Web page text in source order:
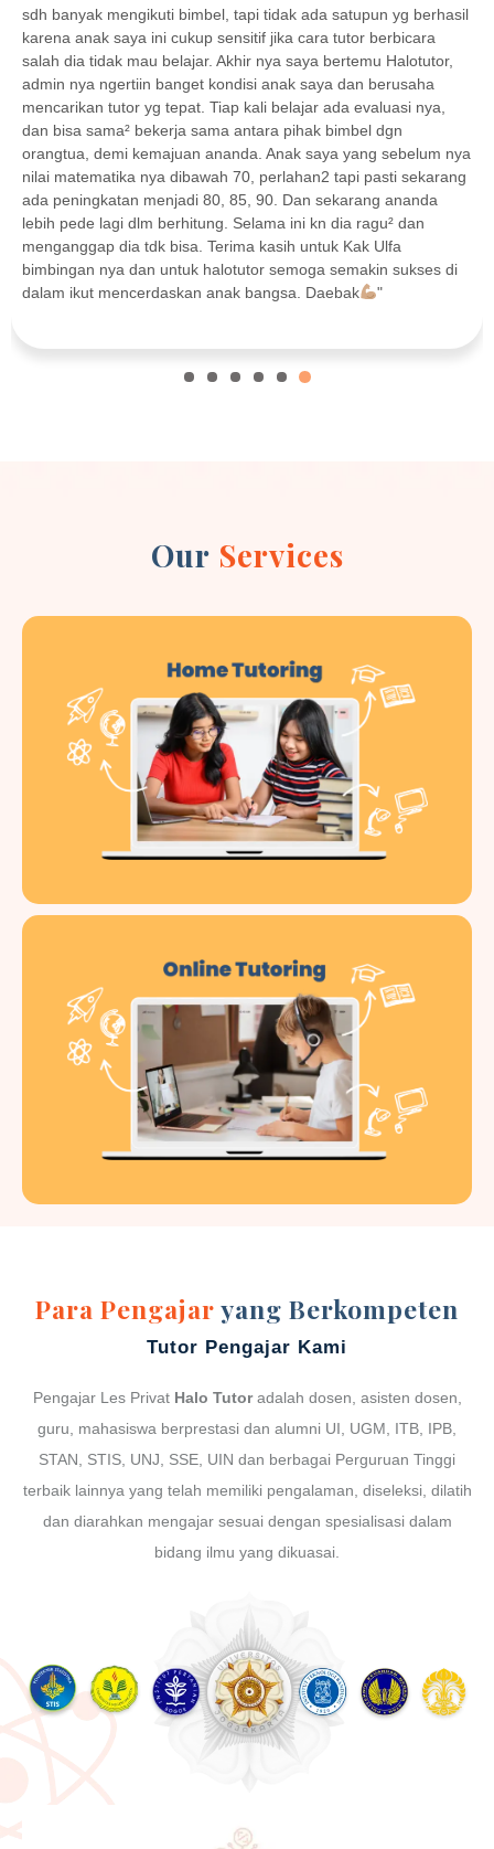
yg berhasil
Halotutor,
nya,
dgn
sebelum nya
sekarang
ananda
dan
Ulfa
sukses di
ngajarin aku, mereka selalu memastikan aku
yang mereka jelaskan, mereka juga
sistem pembelajaran di sekolah aku dan yang
mereka ngajarin aku ga hanya dengan
dengan latihan latihan soal. Kakak-kakaknya juga
jadi pas belajar ga ngerasa tertekan dan tetap bisa
karena les di halo tutor ini aku jadi lebih paham
lebih mendalam tentang materi yang sedang aku
sekolah!"
Our Services
Para Pengajaryang Berkompeten
Tutor Pengajar Kami
Pengajar Les Privat Halo Tutoradalah dosen, asisten dosen,
guru, mahasiswa berprestasi dan alumni UI, UGM, ITB, IPB,
STAN, STIS, UNJ, SSE, UIN dan berbagai Perguruan Tinggi
terbaik lainnya yang telah memiliki pengalaman, diseleksi, dilatih
dan diarahkan mengajar sesuai dengan spesialisasi dalam
bidang ilmu yang dikuasai.